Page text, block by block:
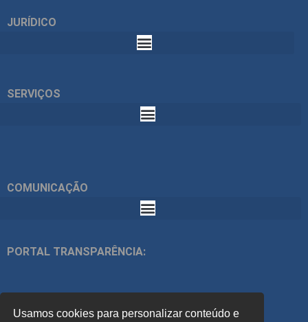
JURÍDICO
SERVIÇOS
COMUNICAÇÃO
PORTAL TRANSPARÊNCIA:
Usamos cookies para personalizar conteúdo e